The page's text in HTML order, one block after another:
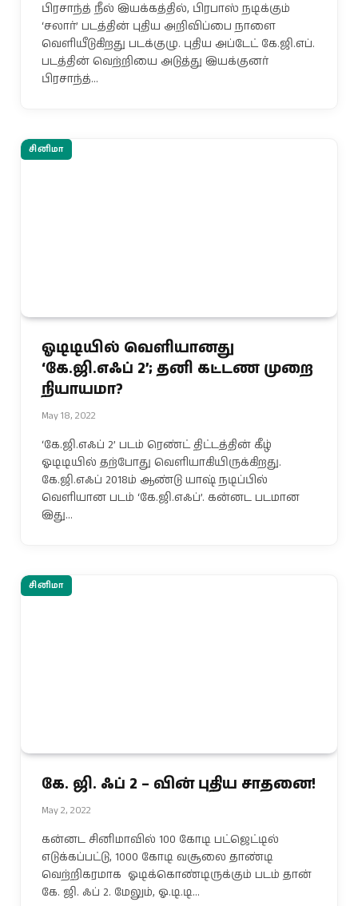
பிரசாந்த் நீல் இயக்கத்தில், பிரபாஸ் நடிக்கும்
‘சலார்’ படத்தின் புதிய அறிவிப்பை நாளை
வெளியீடுகிறது படக்குழு. புதிய அப்டேட் கே.ஜி.எப்.
படத்தின் வெற்றியை அடுத்து இயக்குனர்
பிரசாந்த்…
சினிமா
ஓடிடியில் வெளியானது
‘கே.ஜி.எஃப் 2’; தனி கட்டண முறை
நியாயமா?
May 18, 2022
‘கே.ஜி.எஃப் 2’ படம் ரெண்ட் திட்டத்தின் கீழ்
ஓடிடியில் தற்போது வெளியாகியிருக்கிறது.
கே.ஜி.எஃப் 2018ம் ஆண்டு யாஷ் நடிப்பில்
வெளியான படம் ‘கே.ஜி.எஃப்’. கன்னட படமான
இது…
சினிமா
கே. ஜி. ஃப் 2 – வின் புதிய சாதனை!
May 2, 2022
கன்னட சினிமாவில் 100 கோடி பட்ஜெட்டில்
எடுக்கப்பட்டு, 1000 கோடி வசூலை தாண்டி
வெற்றிகரமாக ஓடிக்கொண்டிருக்கும் படம் தான்
கே. ஜி. ஃப் 2. மேலும், ஓ.டி.டி…